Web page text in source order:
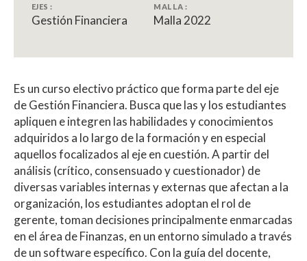
EJES :
Gestión Financiera
MALLA :
Malla 2022
Es un curso electivo práctico que forma parte del eje
de Gestión Financiera. Busca que las y los estudiantes
apliquen e integren las habilidades y conocimientos
adquiridos a lo largo de la formación y en especial
aquellos focalizados al eje en cuestión. A partir del
análisis (crítico, consensuado y cuestionador) de
diversas variables internas y externas que afectan a la
organización, los estudiantes adoptan el rol de
gerente, toman decisiones principalmente enmarcadas
en el área de Finanzas, en un entorno simulado a través
de un software específico. Con la guía del docente,